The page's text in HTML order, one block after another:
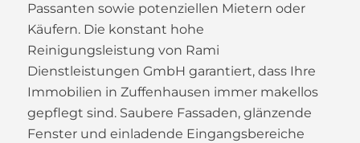
Passanten sowie potenziellen Mietern oder
Käufern. Die konstant hohe
Reinigungsleistung von Rami
Dienstleistungen GmbH garantiert, dass Ihre
Immobilien in Zuffenhausen immer makellos
gepflegt sind. Saubere Fassaden, glänzende
Fenster und einladende Eingangsbereiche